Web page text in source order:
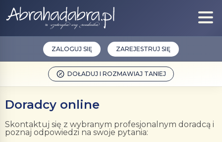
DOŁADUJ I ROZMAWIAJ TANIEJ
ZALOGUJ SIĘ ZAREJESTRUJ SIĘ
Doradcy online
Skontaktuj się z wybranym profesjonalnym doradcą i
poznaj odpowiedzi na swoje pytania: